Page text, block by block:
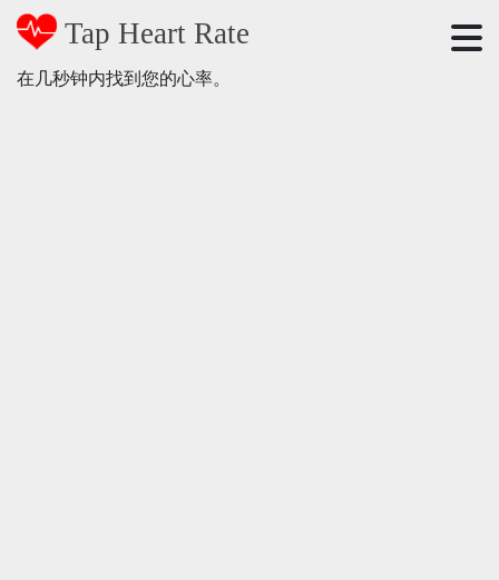
Tap Heart Rate
在几秒钟内找到您的心率。